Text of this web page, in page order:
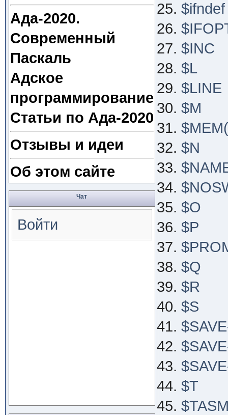
Ада-2020.
Современный
Паскаль
Адское
программирование
Статьи по Ада-2020
Отзывы и идеи
Об этом сайте
Чат
Войти
$ifndef
$INC
$L
$LINE
$M
$N
$O
$P
$Q
$R
$S
$T